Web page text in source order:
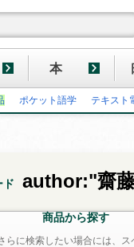
本
ポケット語学 テキスト
ド author:"齋
商品から探す
らに検索したい場合には、